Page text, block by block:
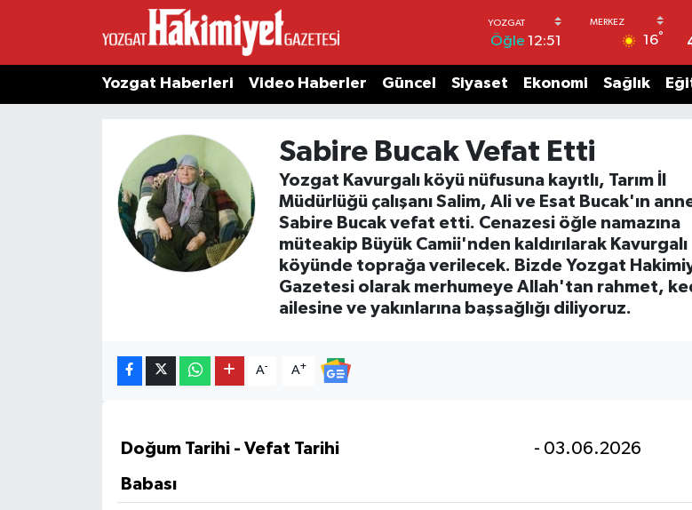
Öğle 12:51 16°
Yozgat Haberleri Video Haberler Güncel Siyaset Ekonomi Sağlık
Sabire Bucak Vefat Etti
Yozgat Kavurgalı köyü nüfusuna kayıtlı, Tarım İl
Müdürlüğü çalışanı Salim, Ali ve Esat Bucak'ın
Sabire Bucak vefat etti. Cenazesi öğle namazına
müteakip Büyük Camii'nden kaldırılarak Kavurgalı
köyünde toprağa verilecek. Bizde Yozgat
Gazetesi olarak merhumeye Allah'tan rahmet,
ailesine ve yakınlarına başsağlığı diliyoruz.
A- A+
Doğum Tarihi - Vefat Tarihi
- 03.06.2026
Babası